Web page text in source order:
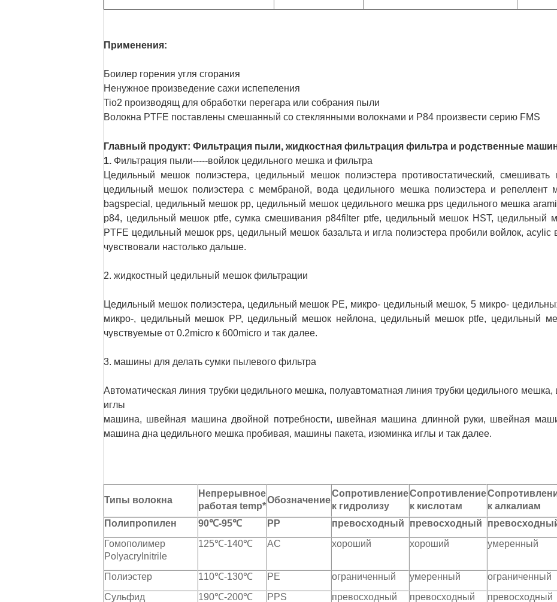
Применения:
Боилер горения угля сгорания
Ненужное произведение сажи испепеления
Tio2 производящ для обработки перегара или собрания пыли
Волокна PTFE поставлены смешанный со стеклянными волокнами и P84 произвести серию FMS
Главный продукт: Фильтрация пыли, жидкостная фильтрация фильтра и родственные
1. Фильтрация пыли-----войлок цедильного мешка и фильтра
Цедильный мешок полиэстера, цедильный мешок полиэстера противостатический, смешивать
цедильный мешок полиэстера с мембраной, вода цедильного мешка полиэстера и репеллент
bagspecial, цедильный мешок pp, цедильный мешок цедильного мешка pps цедильного мешка
p84, цедильный мешок ptfe, сумка смешивания p84filter ptfe, цедильный мешок HST, цедильный
PTFE цедильный мешок pps, цедильный мешок базальта и игла полиэстера пробили войлок, acylic
чувствовали настолько дальше.
2. жидкостный цедильный мешок фильтрации
Цедильный мешок полиэстера, цедильный мешок PE, микро- цедильный мешок, 5 микро-
микро-, цедильный мешок PP, цедильный мешок нейлона, цедильный мешок ptfe, цедильный
чувствуемые от 0.2micro к 600micro и так далее.
3. машины для делать сумки пылевого фильтра
Автоматическая линия трубки цедильного мешка, полуавтоматная линия трубки цедильного
иглы
машина, швейная машина двойной потребности, швейная машина длинной руки, швейная
машина дна цедильного мешка пробивая, машины пакета, изюминка иглы и так далее.
Типы волокна
Непрерывное
работая temp*
Обозначение
Сопротивление
к гидролизу
Сопротивление
к кислотам
к алкалиам
Полипропилен
90℃-95℃ PP превосходный превосходный
Гомополимер
Polyacrylnitrile
125℃-140℃ AC хороший хороший умеренный
Полиэстер 110℃-130℃ PE ограниченный умеренный ограниченный
Сульфид
190℃-200℃ PPS превосходный превосходный превосходный